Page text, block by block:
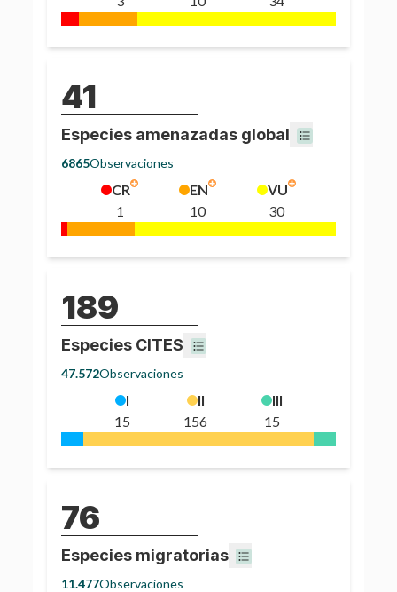
41
Especies amenazadas global
6865Observaciones
CR
1
EN
10
VU
30
189
Especies CITES
47.572Observaciones
I
15
II
156
III
15
76
Especies migratorias
11.477Observaciones